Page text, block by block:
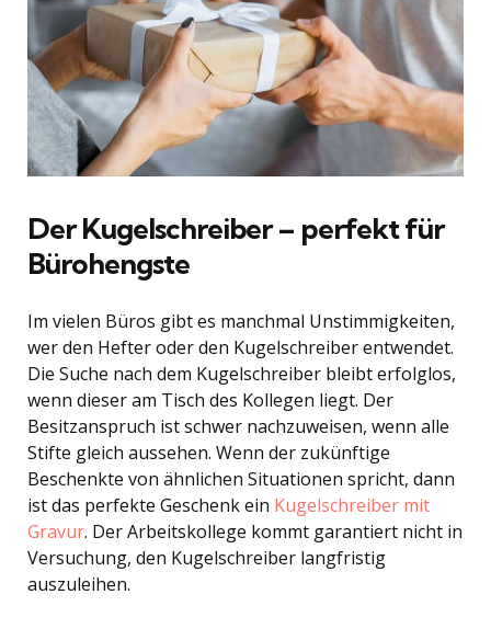
Der Kugelschreiber – perfekt für
Bürohengste
Im vielen Büros gibt es manchmal Unstimmigkeiten,
wer den Hefter oder den Kugelschreiber entwendet.
Die Suche nach dem Kugelschreiber bleibt erfolglos,
wenn dieser am Tisch des Kollegen liegt. Der
Besitzanspruch ist schwer nachzuweisen, wenn alle
Stifte gleich aussehen. Wenn der zukünftige
Beschenkte von ähnlichen Situationen spricht, dann
ist das perfekte Geschenk ein Kugelschreiber mit
Gravur. Der Arbeitskollege kommt garantiert nicht in
Versuchung, den Kugelschreiber langfristig
auszuleihen.